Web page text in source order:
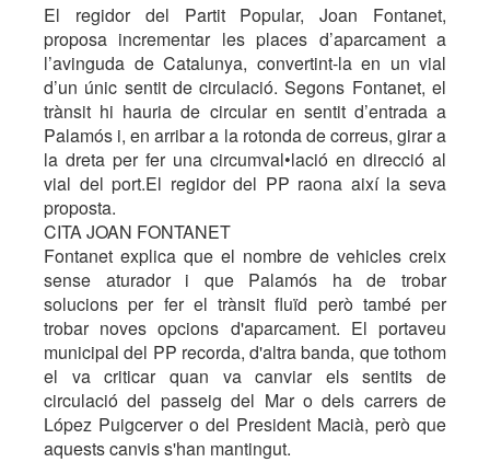
El regidor del Partit Popular, Joan Fontanet,
proposa incrementar les places d’aparcament a
l’avinguda de Catalunya, convertint-la en un vial
d’un únic sentit de circulació. Segons Fontanet, el
trànsit hi hauria de circular en sentit d’entrada a
Palamós i, en arribar a la rotonda de correus, girar a
la dreta per fer una circumval•lació en direcció al
vial del port.El regidor del PP raona així la seva
proposta.
CITA JOAN FONTANET
Fontanet explica que el nombre de vehicles creix
sense aturador i que Palamós ha de trobar
solucions per fer el trànsit fluïd però també per
trobar noves opcions d'aparcament. El portaveu
municipal del PP recorda, d'altra banda, que tothom
el va criticar quan va canviar els sentits de
circulació del passeig del Mar o dels carrers de
López Puigcerver o del President Macià, però que
aquests canvis s'han mantingut.